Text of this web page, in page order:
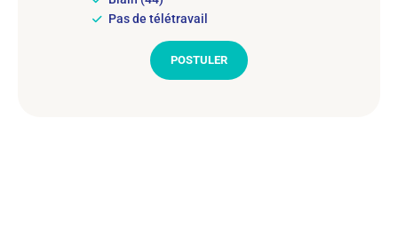
Pas de télétravail
POSTULER